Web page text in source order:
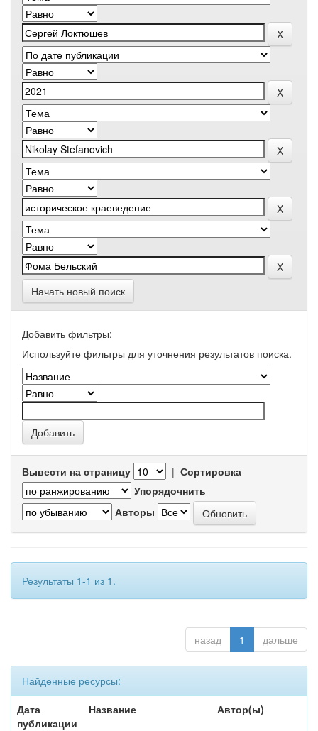
Начать новый поиск
Добавить фильтры:
Используйте фильтры для уточнения результатов поиска.
Вывести на страницу | Сортировка
Упорядочнить
Авторы
Результаты 1-1 из 1.
назад 1 дальше
Найденные ресурсы:
Дата
публикации
Название Автор(ы)